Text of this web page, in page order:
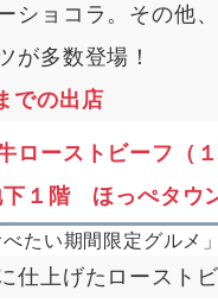
ショコラ。その他
が多数登場！
での出店
ローストビーフ（
１階 ほっぺタウ
仕上げたロースト